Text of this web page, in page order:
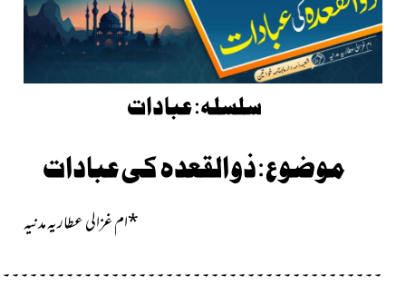
سلسلہ: عبادات
موضوع: ذو القعدہ کی عبادات
*ام غزالی عطاریہ مدنیہ